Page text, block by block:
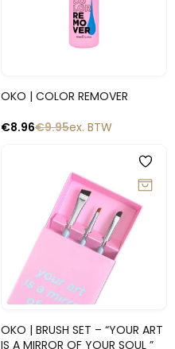
OKO | COLOR REMOVER
€9.95
€8.96 ex. BTW
OKO | BRUSH SET – “YOUR ART
IS A MIRROR OF YOUR SOUL ”